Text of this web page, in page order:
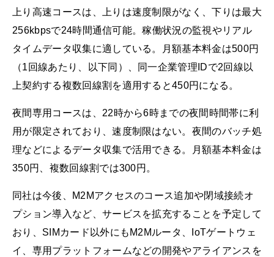
上り高速コースは、上りは速度制限がなく、下りは最大
256kbpsで24時間通信可能。稼働状況の監視やリアル
タイムデータ収集に適している。月額基本料金は500円
（1回線あたり、以下同）、同一企業管理IDで2回線以
上契約する複数回線割を適用すると450円になる。
夜間専用コースは、22時から6時までの夜間時間帯に利
用が限定されており、速度制限はない。夜間のバッチ処
理などによるデータ収集で活用できる。月額基本料金は
350円、複数回線割では300円。
同社は今後、M2Mアクセスのコース追加や閉域接続オ
プション導入など、サービスを拡充することを予定して
おり、SIMカード以外にもM2Mルータ、IoTゲートウェ
イ、専用プラットフォームなどの開発やアライアンスを